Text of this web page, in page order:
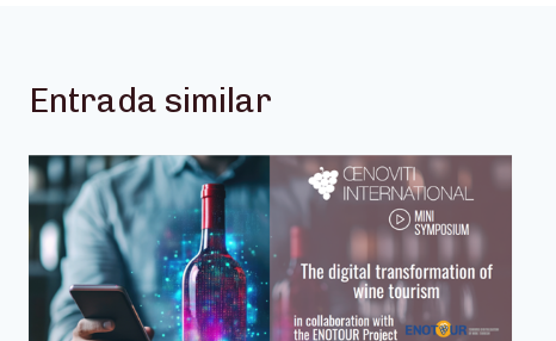
Entrada similar